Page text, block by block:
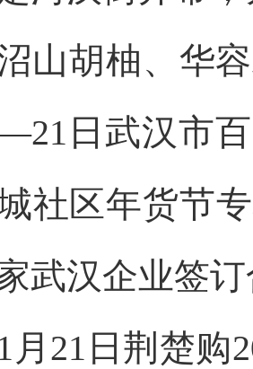
山胡柚、华
日武汉市
社区年货节
武汉企业签
日荆楚购